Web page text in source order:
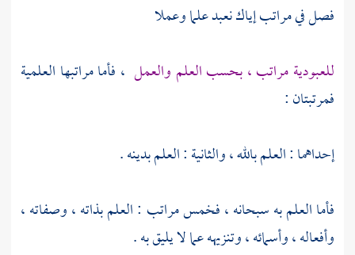
فصل في مراتب إياك نعبد علما وعملا
للعبودية مراتب ، بحسب العلم والعمل ، فأما مراتبها العلمية
فمرتبتان :
إحداهما : العلم بالله ، والثانية : العلم بدينه .
فأما العلم به سبحانه ، فخمس مراتب : العلم بذاته ، وصفاته ،
وأفعاله ، وأسمائه ، وتنزيهه عما لا يليق به .